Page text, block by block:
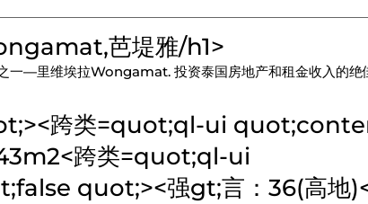
芭堤雅/h1>
一—里维埃拉Wongamat. 投资泰国房地产和租金收入的绝
跨类=quot;ql-ui
<跨类=quot;ql-ui
quot;><强gt;言： 36(高地)